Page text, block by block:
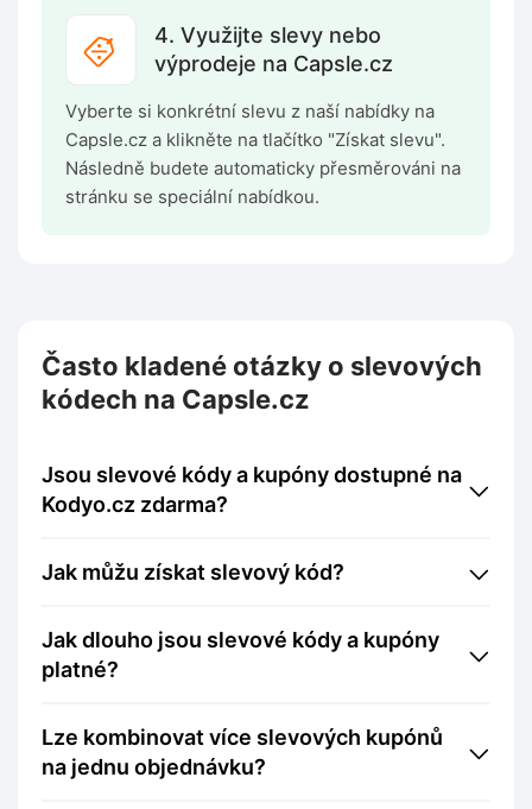
4. Využijte slevy nebo
výprodeje na Capsle.cz
Vyberte si konkrétní slevu z naší nabídky na
Capsle.cz a klikněte na tlačítko "Získat slevu".
Následně budete automaticky přesměrováni na
stránku se speciální nabídkou.
Často kladené otázky o slevových
kódech na Capsle.cz
Jsou slevové kódy a kupóny dostupné na
Kodyo.cz zdarma?
Jak můžu získat slevový kód?
Jak dlouho jsou slevové kódy a kupóny
platné?
Lze kombinovat více slevových kupónů
na jednu objednávku?